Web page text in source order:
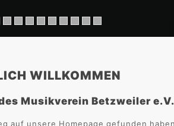
WILLKOMMEN
Musikverein Betzweiler e.V.
auf unsere Homepage gefunden